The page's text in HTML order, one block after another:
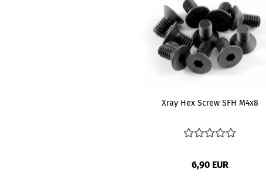
Xray Hex Screw SFH M4x8
6,90 EUR